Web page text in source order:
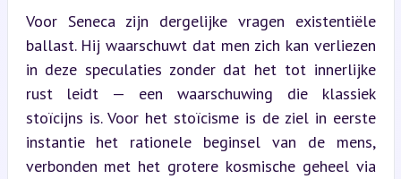
Voor Seneca zijn dergelijke vragen existentiële
ballast. Hij waarschuwt dat men zich kan verliezen
in deze speculaties zonder dat het tot innerlijke
rust leidt — een waarschuwing die klassiek
stoïcijns is. Voor het stoïcisme is de ziel in eerste
instantie het rationele beginsel van de mens,
verbonden met het grotere kosmische geheel via